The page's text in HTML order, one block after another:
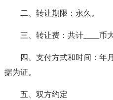
二、转让期限：永久。
三、转让费：共计____币
四、支付方式和时间：年
据为证。
五、双方约定